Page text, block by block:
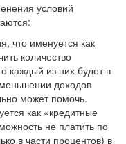
условий
что именуется как
количество
каждый из них будет в
доходов
может помочь.
как «кредитные
не платить по
в части процентов) в